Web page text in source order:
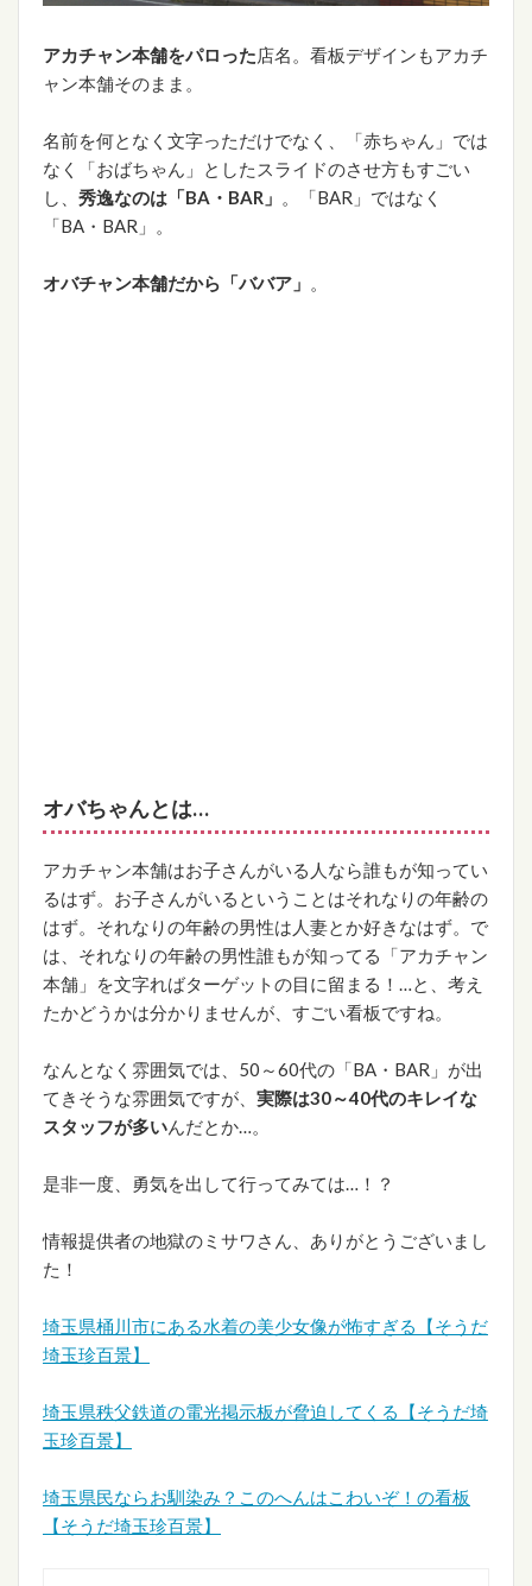
アカチャン本舗をパロった店名。看板デザインもアカチ
ャン本舗そのまま。
名前を何となく文字っただけでなく、「赤ちゃん」では
なく「おばちゃん」としたスライドのさせ方もすごい
し、 秀逸なのは「BA・BAR」
。「BAR」ではなく
「BA・BAR」。
オバチャン本舗だから「ババア」
オバちゃんとは…
アカチャン本舗はお子さんがいる人なら誰もが知ってい
るはず。お子さんがいるということはそれなりの年齢の
はず。それなりの年齢の男性は人妻とか好きなはず。で
は、それなりの年齢の男性誰もが知ってる「アカチャン
本舗」を文字ればターゲットの目に留まる！…と、考え
たかどうかは分かりませんが、すごい看板ですね。
なんとなく雰囲気では、50～60代の「BA・BAR」が出
てきそうな雰囲気ですが、 実際は30～40代のキレイな
スタッフが多いんだとか…。
是非一度、勇気を出して行ってみては…！？
情報提供者の地獄のミサワさん、ありがとうございまし
た！
埼玉県桶川市にある水着の美少女像が怖すぎる【そうだ
埼玉珍百景】
埼玉県秩父鉄道の電光掲示板が脅迫してくる【そうだ埼
玉珍百景】
埼玉県民ならお馴染み？このへんはこわいぞ！の看板
【そうだ埼玉珍百景】